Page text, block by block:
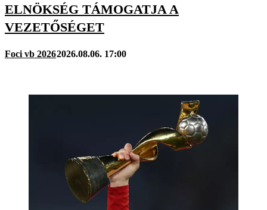
ELNÖKSÉG TÁMOGATJA A
VEZETŐSÉGET
Foci vb 20262026.08.06. 17:00